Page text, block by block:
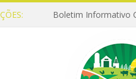
Boletim Informativo